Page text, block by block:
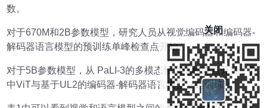
数。
对于670M和2B参数模型，研究人员从视觉编码器和编码器-
解码器语言模型的预训练单峰检查点开始。
对于5B参数模型，从 PaLI-3的多模态预训练检查点开始，其
中ViT与基于UL2的编码器-解码器语言模型一起训练。
关闭